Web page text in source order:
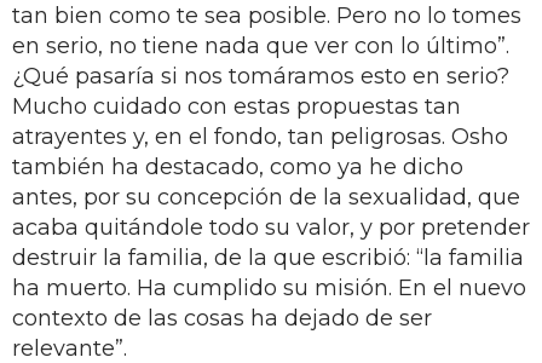
tan bien como te sea posible. Pero no lo tomes
en serio, no tiene nada que ver con lo último”.
¿Qué pasaría si nos tomáramos esto en serio?
Mucho cuidado con estas propuestas tan
atrayentes y, en el fondo, tan peligrosas. Osho
también ha destacado, como ya he dicho
antes, por su concepción de la sexualidad, que
acaba quitándole todo su valor, y por pretender
destruir la familia, de la que escribió: “la familia
ha muerto. Ha cumplido su misión. En el nuevo
contexto de las cosas ha dejado de ser
relevante”.